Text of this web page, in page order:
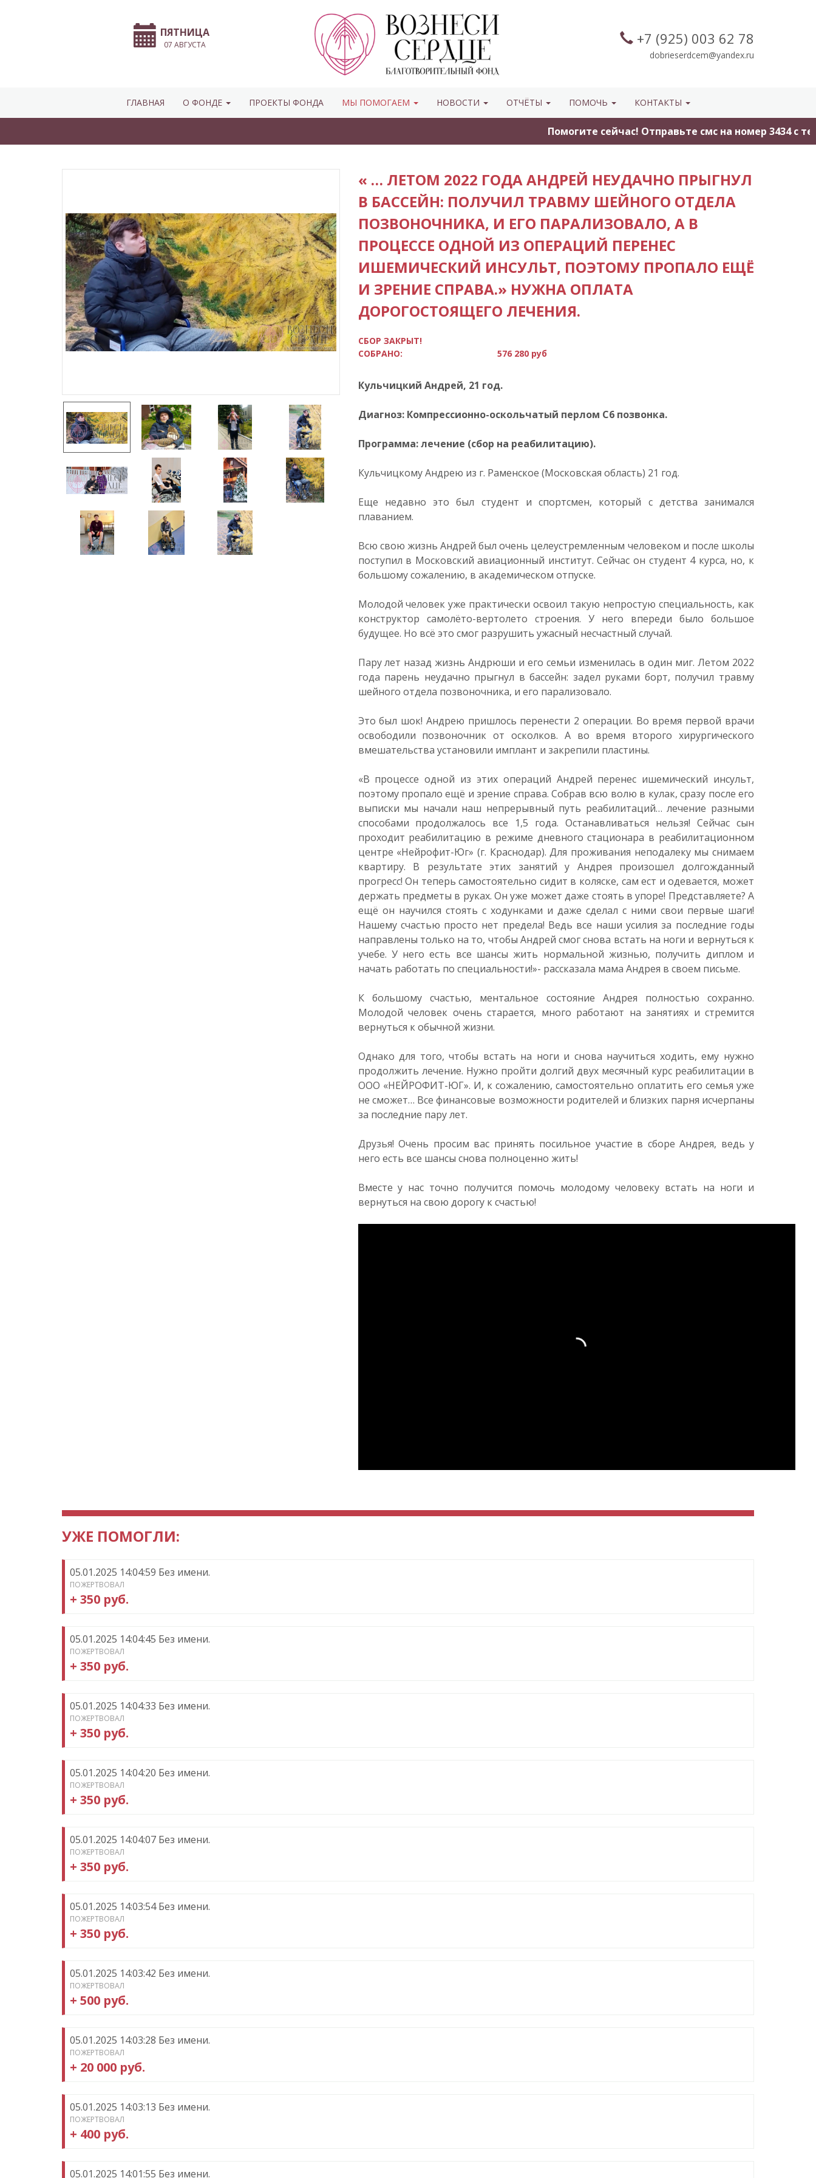
ПЯТНИЦА
07 АВГУСТА +7 (925) 003 62 78
dobrieserdcem@yandex.ru
ГЛАВНАЯ О ФОНДЕ ПРОЕКТЫ ФОНДА МЫ ПОМОГАЕМ НОВОСТИ ОТЧЁТЫ ПОМОЧЬ КОНТАКТЫ
Помогите сейчас! Отправьте смс на номер 3434 с
« … ЛЕТОМ 2022 ГОДА АНДРЕЙ НЕУДАЧНО ПРЫГНУЛ
В БАССЕЙН: ПОЛУЧИЛ ТРАВМУ ШЕЙНОГО ОТДЕЛА
ПОЗВОНОЧНИКА, И ЕГО ПАРАЛИЗОВАЛО, А В
ПРОЦЕССЕ ОДНОЙ ИЗ ОПЕРАЦИЙ ПЕРЕНЕС
ИШЕМИЧЕСКИЙ ИНСУЛЬТ, ПОЭТОМУ ПРОПАЛО ЕЩЁ
И ЗРЕНИЕ СПРАВА.» НУЖНА ОПЛАТА
ДОРОГОСТОЯЩЕГО ЛЕЧЕНИЯ.
СБОР ЗАКРЫТ!
СОБРАНО:
576 280 руб
Кульчицкий Андрей, 21 год.
Диагноз: Компрессионно-оскольчатый перлом С6 позвонка.
Программа: лечение (сбор на реабилитацию).
Кульчицкому Андрею из г. Раменское (Московская область) 21 год.
Еще недавно это был студент и спортсмен, который с детства занимался
плаванием.
Всю свою жизнь Андрей был очень целеустремленным человеком и после школы
поступил в Московский авиационный институт. Сейчас он студент 4 курса, но, к
большому сожалению, в академическом отпуске.
Молодой человек уже практически освоил такую непростую специальность, как
конструктор самолёто-вертолето строения. У него впереди было большое
будущее. Но всё это смог разрушить ужасный несчастный случай.
Пару лет назад жизнь Андрюши и его семьи изменилась в один миг. Летом 2022
года парень неудачно прыгнул в бассейн: задел руками борт, получил травму
шейного отдела позвоночника, и его парализовало.
Это был шок! Андрею пришлось перенести 2 операции. Во время первой врачи
освободили позвоночник от осколков. А во время второго хирургического
вмешательства установили имплант и закрепили пластины.
«В процессе одной из этих операций Андрей перенес ишемический инсульт,
поэтому пропало ещё и зрение справа. Собрав всю волю в кулак, сразу после его
выписки мы начали наш непрерывный путь реабилитаций… лечение разными
способами продолжалось все 1,5 года. Останавливаться нельзя! Сейчас сын
проходит реабилитацию в режиме дневного стационара в реабилитационном
центре «Нейрофит-Юг» (г. Краснодар). Для проживания неподалеку мы снимаем
квартиру. В результате этих занятий у Андрея произошел долгожданный
прогресс! Он теперь самостоятельно сидит в коляске, сам ест и одевается, может
держать предметы в руках. Он уже может даже стоять в упоре! Представляете? А
ещё он научился стоять с ходунками и даже сделал с ними свои первые шаги!
Нашему счастью просто нет предела! Ведь все наши усилия за последние годы
направлены только на то, чтобы Андрей смог снова встать на ноги и вернуться к
учебе. У него есть все шансы жить нормальной жизнью, получить диплом и
начать работать по специальности!»- рассказала мама Андрея в своем письме.
К большому счастью, ментальное состояние Андрея полностью сохранно.
Молодой человек очень старается, много работают на занятиях и стремится
вернуться к обычной жизни.
Однако для того, чтобы встать на ноги и снова научиться ходить, ему нужно
продолжить лечение. Нужно пройти долгий двух месячный курс реабилитации в
ООО «НЕЙРОФИТ-ЮГ». И, к сожалению, самостоятельно оплатить его семья уже
не сможет… Все финансовые возможности родителей и близких парня исчерпаны
за последние пару лет.
Друзья! Очень просим вас принять посильное участие в сборе Андрея, ведь у
него есть все шансы снова полноценно жить!
Вместе у нас точно получится помочь молодому человеку встать на ноги и
вернуться на свою дорогу к счастью!
УЖЕ ПОМОГЛИ:
05.01.2025 14:04:59 Без имени.
ПОЖЕРТВОВАЛ
+ 350 руб.
05.01.2025 14:04:45 Без имени.
ПОЖЕРТВОВАЛ
+ 350 руб.
05.01.2025 14:04:33 Без имени.
ПОЖЕРТВОВАЛ
+ 350 руб.
05.01.2025 14:04:20 Без имени.
ПОЖЕРТВОВАЛ
+ 350 руб.
05.01.2025 14:04:07 Без имени.
ПОЖЕРТВОВАЛ
+ 350 руб.
05.01.2025 14:03:54 Без имени.
ПОЖЕРТВОВАЛ
+ 350 руб.
05.01.2025 14:03:42 Без имени.
ПОЖЕРТВОВАЛ
+ 500 руб.
05.01.2025 14:03:28 Без имени.
ПОЖЕРТВОВАЛ
+ 20 000 руб.
05.01.2025 14:03:13 Без имени.
ПОЖЕРТВОВАЛ
+ 400 руб.
05.01.2025 14:01:55 Без имени.